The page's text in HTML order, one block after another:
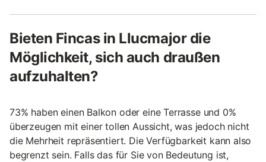
Bieten Fincas in Llucmajor die
Möglichkeit, sich auch draußen
aufzuhalten?
73% haben einen Balkon oder eine Terrasse und 0%
überzeugen mit einer tollen Aussicht, was jedoch nicht
die Mehrheit repräsentiert. Die Verfügbarkeit kann also
begrenzt sein. Falls das für Sie von Bedeutung ist,